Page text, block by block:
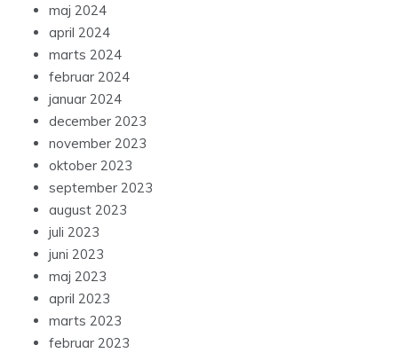
maj 2024
april 2024
marts 2024
februar 2024
januar 2024
december 2023
november 2023
oktober 2023
september 2023
august 2023
juli 2023
juni 2023
maj 2023
april 2023
marts 2023
februar 2023